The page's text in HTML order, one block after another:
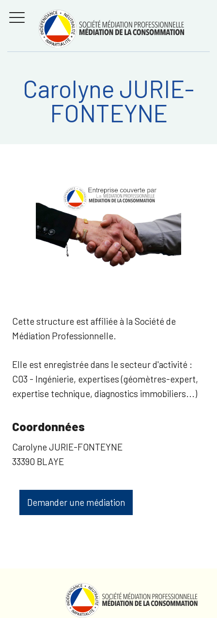
Régler les litiges
entre
consommateurs et
professionnels avec
la médiation de la
consommation
MENU
Recherche
Carolyne JURIE-
FONTEYNE
Cette structure est affiliée à la Société de
Médiation Professionnelle.
Elle est enregistrée dans le secteur d'activité :
C03 - Ingénierie, expertises (géomètres-expert,
expertise technique, diagnostics immobiliers...)
Coordonnées
Carolyne JURIE-FONTEYNE
33390 BLAYE
Demander une médiation